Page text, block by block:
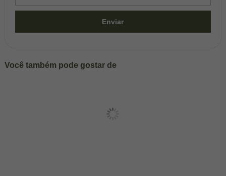
Enviar
Você também pode gostar de